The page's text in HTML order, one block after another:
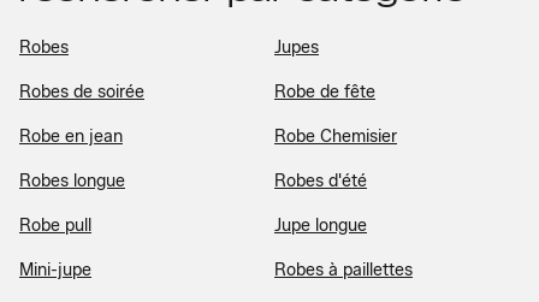
Robes Jupes
Robes de soirée Robe de fête
Robe en jean Robe Chemisier
Robes longue Robes d'été
Robe pull Jupe longue
Mini-jupe Robes à paillettes